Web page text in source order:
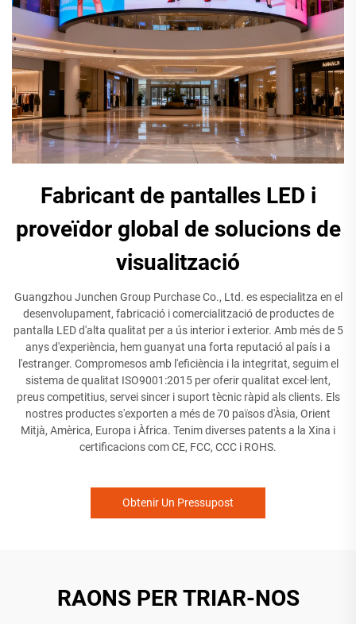
Fabricant de pantalles LED i
proveïdor global de solucions de
visualització
Guangzhou Junchen Group Purchase Co., Ltd. es especialitza en el
desenvolupament, fabricació i comercialització de productes de
pantalla LED d'alta qualitat per a ús interior i exterior. Amb més de 5
anys d'experiència, hem guanyat una forta reputació al país i a
l'estranger. Compromesos amb l'eficiència i la integritat, seguim el
sistema de qualitat ISO9001:2015 per oferir qualitat excel·lent,
preus competitius, servei sincer i suport tècnic ràpid als clients. Els
nostres productes s'exporten a més de 70 països d'Àsia, Orient
Mitjà, Amèrica, Europa i Àfrica. Tenim diverses patents a la Xina i
certificacions com CE, FCC, CCC i ROHS.
Obtenir Un Pressupost
RAONS PER TRIAR-NOS